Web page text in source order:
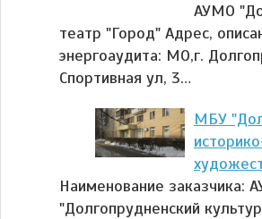
АУМО
театр "Город" Адрес,
энергоаудита: МО,г.
Спортивная ул, 3…
МБУ
Наименование заказчика:
"Долгопрудненский